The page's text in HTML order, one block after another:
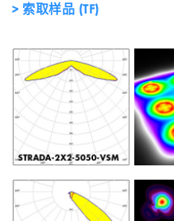
> 索取样品 (TF)